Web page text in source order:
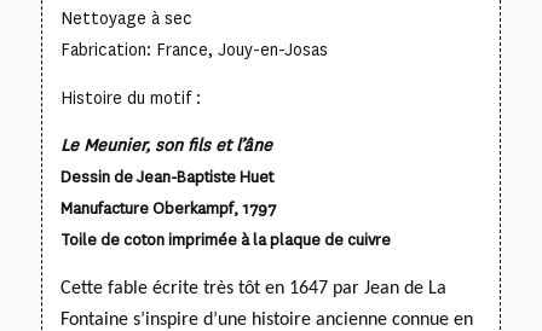
Nettoyage à sec
Fabrication: France, Jouy-en-Josas
Histoire du motif :
Le Meunier, son fils et l’âne
Dessin de Jean-Baptiste Huet
Manufacture Oberkampf, 1797
Toile de coton imprimée à la plaque de cuivre
Cette fable écrite très tôt en 1647 par Jean de La
Fontaine s’inspire d’une histoire ancienne connue en